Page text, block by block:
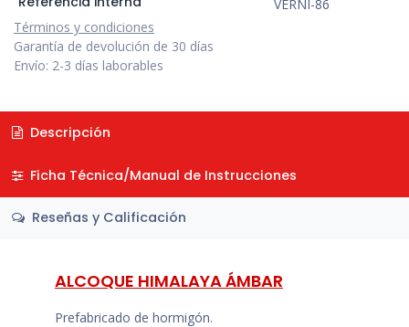
VERNI-86
Términos y condiciones
Garantía de devolución de 30 días
Envío: 2-3 días laborables
Descripción
Ficha Técnica/Manual de Instrucciones
Reseñas y Calificación
ALCOQUE HIMALAYA ÁMBAR
Prefabricado de hormigón.